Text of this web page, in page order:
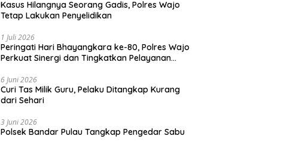
Kasus Hilangnya Seorang Gadis, Polres Wajo
Tetap Lakukan Penyelidikan
1 Juli 2026
Peringati Hari Bhayangkara ke-80, Polres Wajo
Perkuat Sinergi dan Tingkatkan Pelayanan
6 Juni 2026
Curi Tas Milik Guru, Pelaku Ditangkap Kurang
dari Sehari
3 Juni 2026
Polsek Bandar Pulau Tangkap Pengedar Sabu